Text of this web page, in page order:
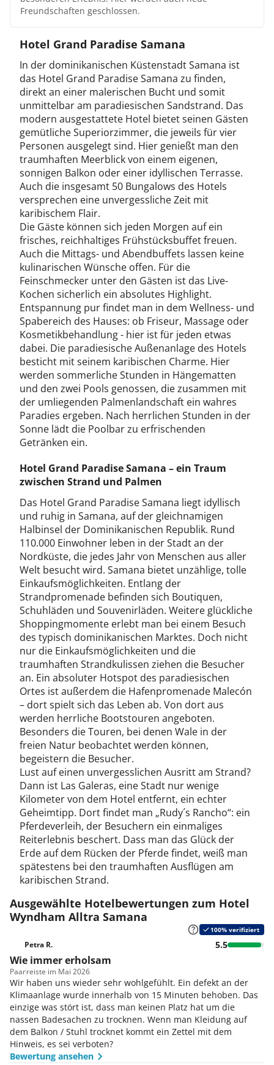
beim Schnorcheln oder auch beim Tauchen! Auf
Wunsch nehmen Sie auch Tauchunterricht. Zudem
einen tollen Ausblick auf Ihr Resort.
Freundschaften geschlossen.
Hotel Grand Paradise Samana
In der dominikanischen Küstenstadt Samana ist
das Hotel Grand Paradise Samana zu finden,
direkt an einer malerischen Bucht und somit
unmittelbar am paradiesischen Sandstrand. Das
modern ausgestattete Hotel bietet seinen Gästen
gemütliche Superiorzimmer, die jeweils für vier
Personen ausgelegt sind. Hier genießt man den
traumhaften Meerblick von einem eigenen,
sonnigen Balkon oder einer idyllischen Terrasse.
Auch die insgesamt 50 Bungalows des Hotels
versprechen eine unvergessliche Zeit mit
karibischem Flair.
Die Gäste können sich jeden Morgen auf ein
frisches, reichhaltiges Frühstücksbuffet freuen.
Auch die Mittags- und Abendbuffets lassen keine
kulinarischen Wünsche offen. Für die
Feinschmecker unter den Gästen ist das Live-
Kochen sicherlich ein absolutes Highlight.
Entspannung pur findet man in dem Wellness- und
Spabereich des Hauses: ob Friseur, Massage oder
Kosmetikbehandlung - hier ist für jeden etwas
dabei. Die paradiesische Außenanlage des Hotels
besticht mit seinem karibischen Charme. Hier
werden sommerliche Stunden in Hängematten
und den zwei Pools genossen, die zusammen mit
der umliegenden Palmenlandschaft ein wahres
Paradies ergeben. Nach herrlichen Stunden in der
Sonne lädt die Poolbar zu erfrischenden
Getränken ein.
Hotel Grand Paradise Samana – ein Traum
zwischen Strand und Palmen
Das Hotel Grand Paradise Samana liegt idyllisch
und ruhig in Samana, auf der gleichnamigen
Halbinsel der Dominikanischen Republik. Rund
110.000 Einwohner leben in der Stadt an der
Nordküste, die jedes Jahr von Menschen aus aller
Welt besucht wird. Samana bietet unzählige, tolle
Einkaufsmöglichkeiten. Entlang der
Strandpromenade befinden sich Boutiquen,
Schuhläden und Souvenirläden. Weitere glückliche
Shoppingmomente erlebt man bei einem Besuch
des typisch dominikanischen Marktes. Doch nicht
nur die Einkaufsmöglichkeiten und die
traumhaften Strandkulissen ziehen die Besucher
an. Ein absoluter Hotspot des paradiesischen
Ortes ist außerdem die Hafenpromenade Malecón
– dort spielt sich das Leben ab. Von dort aus
werden herrliche Bootstouren angeboten.
Besonders die Touren, bei denen Wale in der
freien Natur beobachtet werden können,
begeistern die Besucher.
Lust auf einen unvergesslichen Ausritt am Strand?
Dann ist Las Galeras, eine Stadt nur wenige
Kilometer von dem Hotel entfernt, ein echter
Geheimtipp. Dort findet man „Rudy´s Rancho“: ein
Pferdeverleih, der Besuchern ein einmaliges
Reiterlebnis beschert. Dass man das Glück der
Erde auf dem Rücken der Pferde findet, weiß man
spätestens bei den traumhaften Ausflügen am
karibischen Strand.
Ausgewählte Hotelbewertungen zum Hotel
Wyndham Alltra Samana
100% verifiziert
Petra R. 5.5
Wie immer erholsam
Paarreiste im Mai 2026
Wir haben uns wieder sehr wohlgefühlt. Ein defekt an der
Klimaanlage wurde innerhalb von 15 Minuten behoben. Das
einzige was stört ist, dass man keinen Platz hat um die
nassen Badesachen zu trocknen. Wenn man Kleidung auf
dem Balkon / Stuhl trocknet kommt ein Zettel mit dem
Hinweis, es sei verboten?
Bewertung ansehen